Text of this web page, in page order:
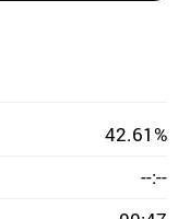
42.61%
--:--